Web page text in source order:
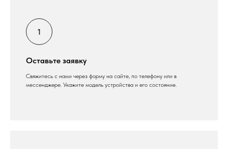
Оставьте заявку
Свяжитесь с нами через форму на сайте, по телефону или в
мессенджере. Укажите модель устройства и его состояние.